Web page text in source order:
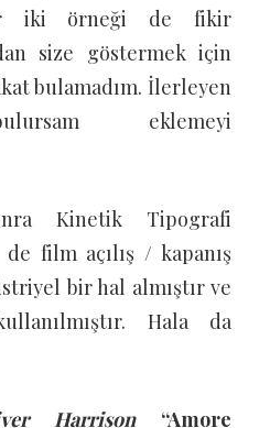
iki örneği de fikir
size göstermek için
bulamadım. İlerleyen
eklemeyi
Kinetik Tipografi
film açılış / kapanış
bir hal almıştır ve
Hala da
Harrison
“Amore